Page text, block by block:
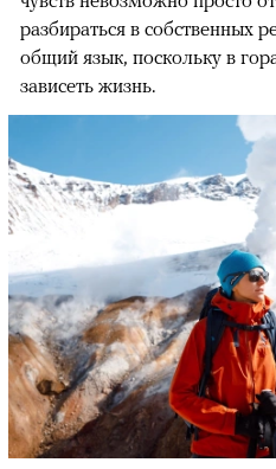
разбираться в собственных
общий язык, поскольку в
зависеть жизнь.